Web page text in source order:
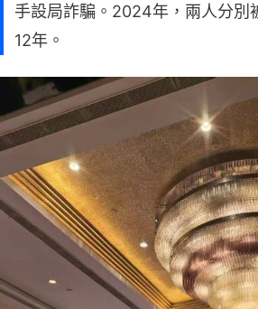
手設局詐騙。2024年，兩人分別
12年。